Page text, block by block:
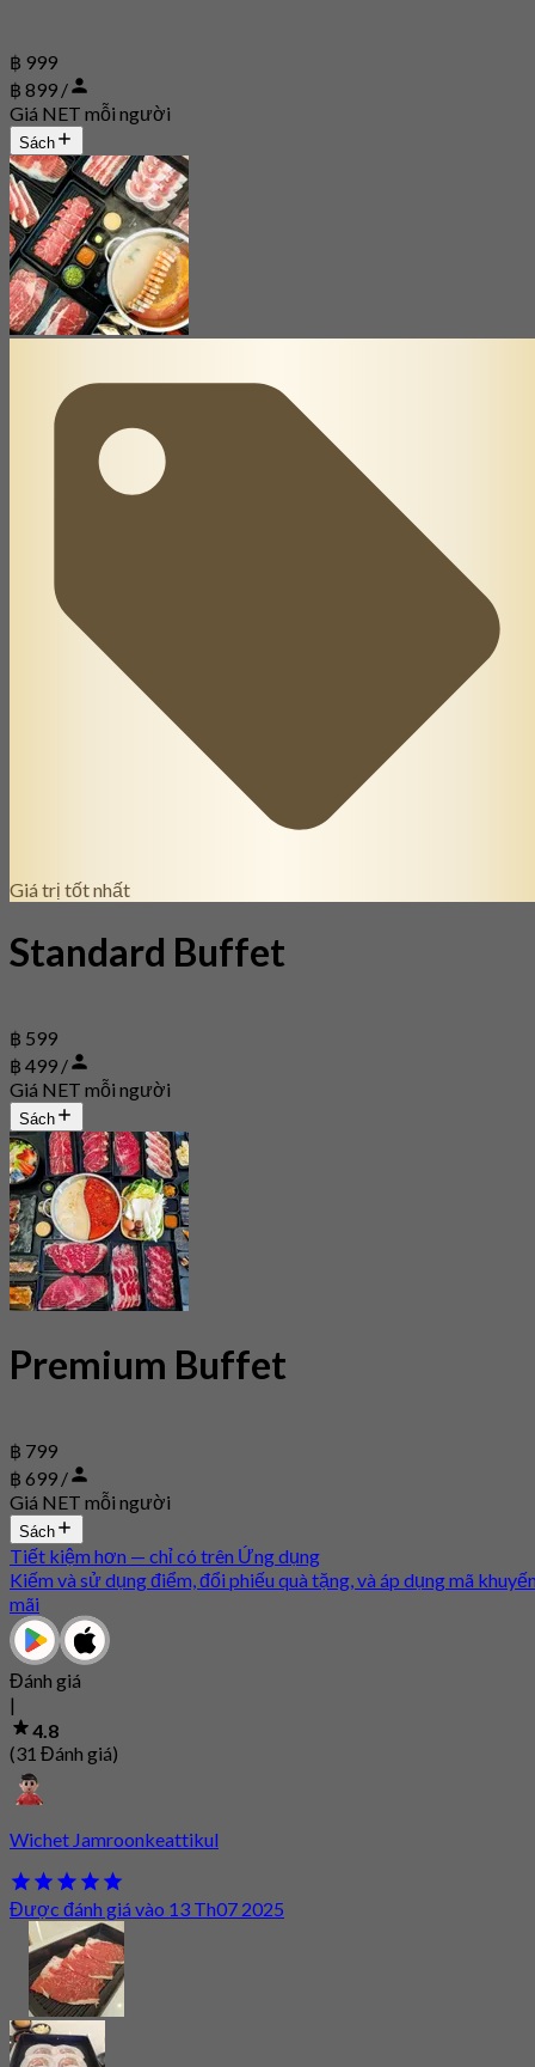
฿ 999
฿ 899 /
Giá NET mỗi người
Sách
Giá trị tốt nhất
Standard Buffet
฿ 599
฿ 499 /
Giá NET mỗi người
Sách
Premium Buffet
฿ 799
฿ 699 /
Giá NET mỗi người
Sách
Tiết kiệm hơn — chỉ có trên Ứng dụng
Kiếm và sử dụng điểm, đổi phiếu quà tặng, và áp dụng mã
mãi
Đánh giá
|
4.8
(31 Đánh giá)
Wichet Jamroonkeattikul
Được đánh giá vào 13 Th07 2025